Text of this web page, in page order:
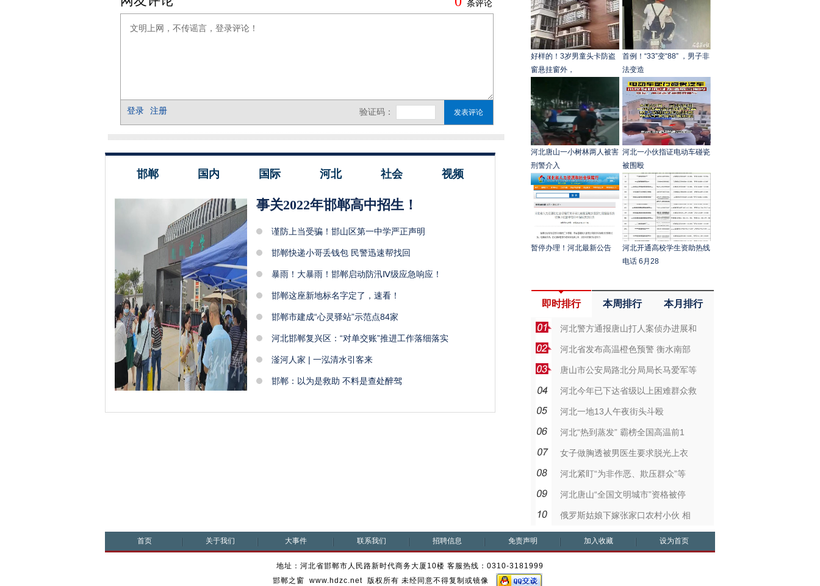
邯郸 国内 国际 河北 社会 视频
事关2022年邯郸高中招生！
谨防上当受骗！邯山区第一中学严正声明
邯郸快递小哥丢钱包 民警迅速帮找回
暴雨！大暴雨！邯郸启动防汛Ⅳ级应急响应！
邯郸这座新地标名字定了，速看！
邯郸市建成“心灵驿站”示范点84家
河北邯郸复兴区：“对单交账”推进工作落细落实
滏河人家 | 一泓清水引客来
邯郸：以为是救助 不料是查处醉驾
好样的！3岁男童头卡防盗
窗悬挂窗外，
首例！“33”变“88” ，男子非
法变造
河北唐山一小树林两人被害
刑警介入
河北一小伙指证电动车碰瓷
被围殴
暂停办理！河北最新公告
河北开通高校学生资助热线
电话 6月28
即时排行 本周排行 本月排行
河北警方通报唐山打人案侦办进展和
河北省发布高温橙色预警 衡水南部
唐山市公安局路北分局局长马爱军等
河北今年已下达省级以上困难群众救
河北一地13人午夜街头斗殴
河北“热到蒸发” 霸榜全国高温前1
女子做胸透被男医生要求脱光上衣
河北紧盯“为非作恶、欺压群众”等
河北唐山“全国文明城市”资格被停
俄罗斯姑娘下嫁张家口农村小伙 相
首页 关于我们 大事件 联系我们 招聘信息 免责声明 加入收藏 设为首页
地址：河北省邯郸市人民路新时代商务大厦10楼 客服热线：0310-3181999
邯郸之窗 www.hdzc.net 版权所有 未经同意不得复制或镜像